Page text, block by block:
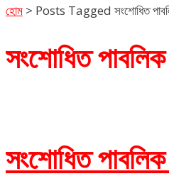
হোম > Posts Tagged সংশোধিত
সংশোধিত
সংশোধিত